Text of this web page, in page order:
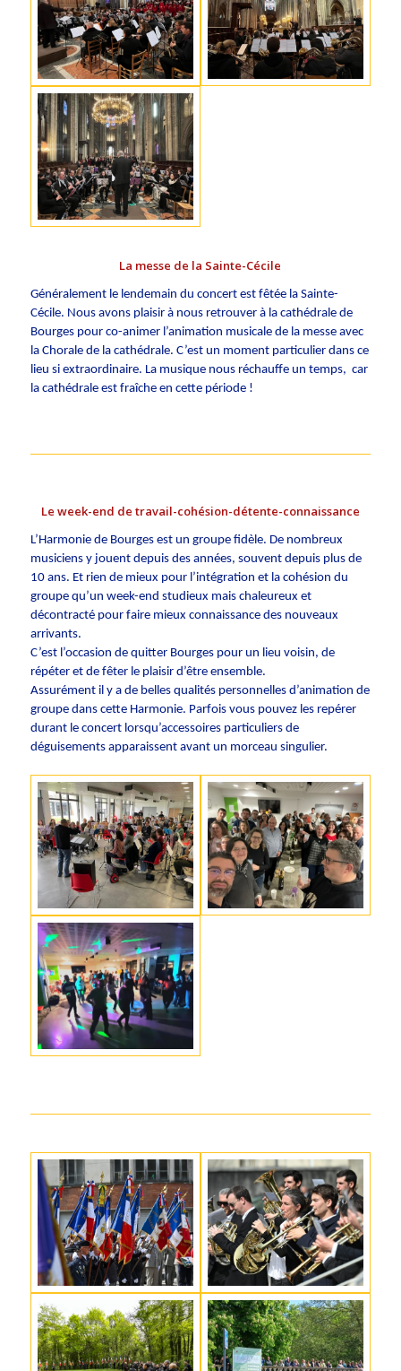
La messe de la Sainte-Cécile
Généralement le lendemain du concert est fêtée la Sainte-
Cécile. Nous avons plaisir à nous retrouver à la cathédrale de
Bourges pour co-animer l’animation musicale de la messe avec
la Chorale de la cathédrale. C’est un moment particulier dans ce
lieu si extraordinaire. La musique nous réchauffe un temps, car
la cathédrale est fraîche en cette période !
Le week-end de travail-cohésion-détente-connaissance
L’Harmonie de Bourges est un groupe fidèle. De nombreux
musiciens y jouent depuis des années, souvent depuis plus de
10 ans. Et rien de mieux pour l’intégration et la cohésion du
groupe qu’un week-end studieux mais chaleureux et
décontracté pour faire mieux connaissance des nouveaux
arrivants.
C’est l’occasion de quitter Bourges pour un lieu voisin, de
répéter et de fêter le plaisir d’être ensemble.
Assurément il y a de belles qualités personnelles d’animation de
groupe dans cette Harmonie. Parfois vous pouvez les repérer
durant le concert lorsqu’accessoires particuliers de
déguisements apparaissent avant un morceau singulier.